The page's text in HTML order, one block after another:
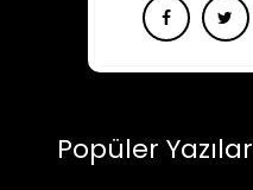
Popüler Yazılar